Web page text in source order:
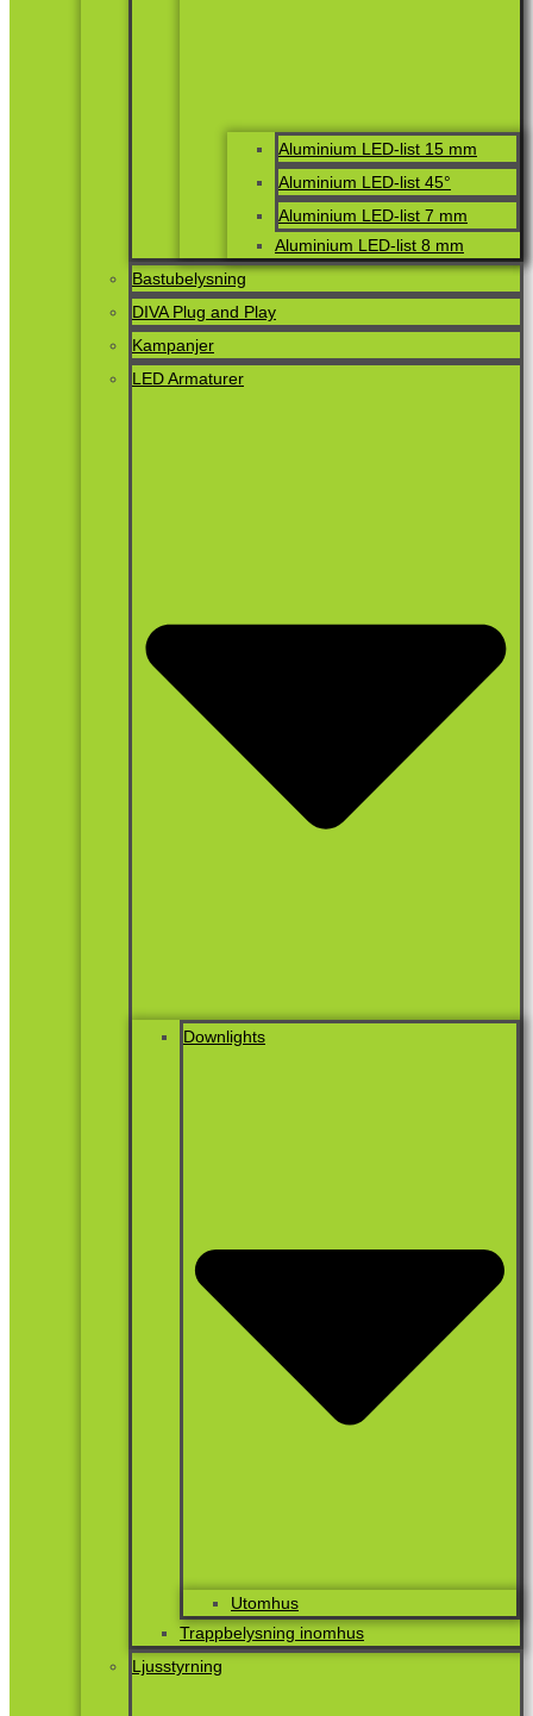
Aluminium LED-list 15 mm
Aluminium LED-list 45°
Aluminium LED-list 7 mm
Aluminium LED-list 8 mm
Bastubelysning
DIVA Plug and Play
Kampanjer
LED Armaturer
Downlights
Utomhus
Trappbelysning inomhus
Ljusstyrning